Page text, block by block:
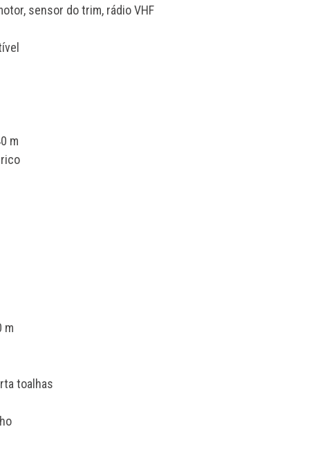
sensor do trim, rádio VHF
m
m
toalhas